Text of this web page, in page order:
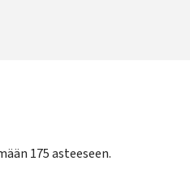
175 asteeseen.